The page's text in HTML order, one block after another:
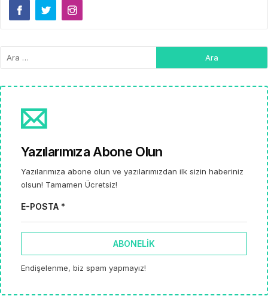
Yazılarımıza Abone Olun
Yazılarımıza abone olun ve yazılarımızdan ilk sizin haberiniz
olsun! Tamamen Ücretsiz!
E-POSTA *
ABONELIK
Endişelenme, biz spam yapmayız!